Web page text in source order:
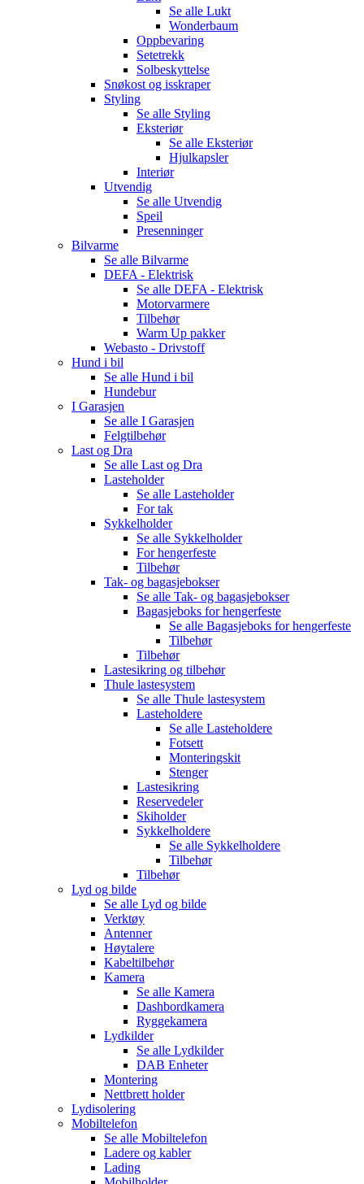
Se alle Lukt
Wonderbaum
Oppbevaring
Setetrekk
Solbeskyttelse
Snøkost og isskraper
Styling
Se alle Styling
Eksteriør
Se alle Eksteriør
Hjulkapsler
Interiør
Utvendig
Se alle Utvendig
Speil
Presenninger
Bilvarme
Se alle Bilvarme
DEFA - Elektrisk
Se alle DEFA - Elektrisk
Motorvarmere
Tilbehør
Warm Up pakker
Webasto - Drivstoff
Hund i bil
Se alle Hund i bil
Hundebur
I Garasjen
Se alle I Garasjen
Felgtilbehør
Last og Dra
Se alle Last og Dra
Lasteholder
Se alle Lasteholder
For tak
Sykkelholder
Se alle Sykkelholder
For hengerfeste
Tilbehør
Tak- og bagasjebokser
Se alle Tak- og bagasjebokser
Bagasjeboks for hengerfeste
Se alle Bagasjeboks for hengerfeste
Tilbehør
Tilbehør
Lastesikring og tilbehør
Thule lastesystem
Se alle Thule lastesystem
Lasteholdere
Se alle Lasteholdere
Fotsett
Monteringskit
Stenger
Lastesikring
Reservedeler
Skiholder
Sykkelholdere
Se alle Sykkelholdere
Tilbehør
Tilbehør
Lyd og bilde
Se alle Lyd og bilde
Verktøy
Antenner
Høytalere
Kabeltilbehør
Kamera
Se alle Kamera
Dashbordkamera
Ryggekamera
Lydkilder
Se alle Lydkilder
DAB Enheter
Montering
Nettbrett holder
Lydisolering
Mobiltelefon
Se alle Mobiltelefon
Ladere og kabler
Lading